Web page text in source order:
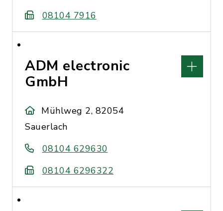
08104 7916
ADM electronic
GmbH
Mühlweg 2, 82054
Sauerlach
08104 629630
08104 6296322